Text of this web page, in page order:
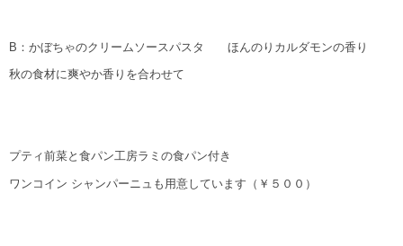
B：かぼちゃのクリームソースパスタ ほんのりカルダモンの香り
秋の食材に爽やか香りを合わせて
プティ前菜と食パン工房ラミの食パン付き
ワンコイン シャンパーニュも用意しています（￥５００）